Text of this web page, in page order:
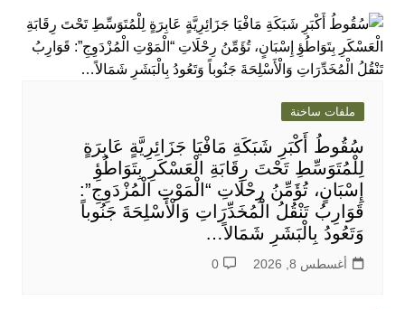
ملفات ساخنة
سُقُوطُ أَكْبَرِ شَبَكَةِ مَافْيَا جَزَائِرِيَّةٍ عَابِرَةٍ
لِلْمُتَوَسِّطِ تَحْتَ رِقَابَةِ الْعَسْكَرِ بِتَوَاطُؤِ
إِسْبَانٍ، تُؤَمِّنُ رِحْلَاتِ “الْمَوْتِ الْمُزْدَوِجِ”:
قَوَارِبُ تَنْقُلُ الْمُخَدِّرَاتِ وَالْأَسْلِحَةَ جَنُوباً
وَتَعُودُ بِالْبَشَرِ شَمَالاً…
أغسطس 8, 2026 0